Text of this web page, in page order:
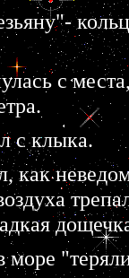
с
с клыка.
как
море